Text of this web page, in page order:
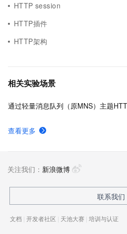
HTTP session
HTTP插件
HTTP架构
相关实验场景
查看更多
关注我们： 新浪微博
联系我们
文档 | 开发者社区 | 天池大赛 | 培训与认证